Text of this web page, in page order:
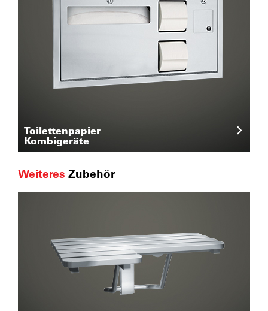
Toilettenpapier
Kombigeräte
Weiteres Zubehör